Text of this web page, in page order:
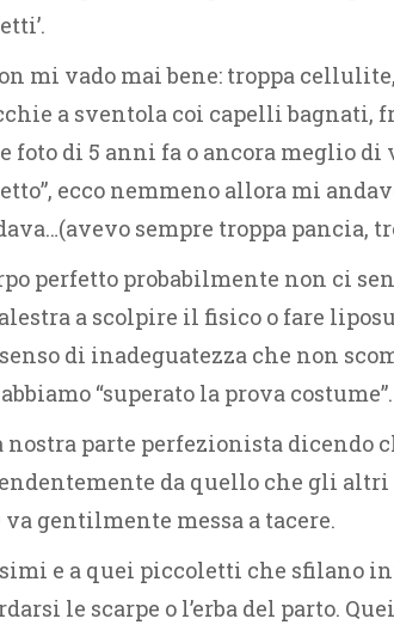
mi vado mai bene: troppa
a sventola coi capelli bagnati,
foto di 5 anni fa o ancora meglio di
ecco nemmeno allora mi
sempre troppa pancia,
perfetto probabilmente non ci
a scolpire il fisico o fare
di inadeguatezza che non
“superato la prova costume”.
parte perfezionista dicendo
da quello che gli altri
gentilmente messa a tacere.
e a quei piccoletti che sfilano
le scarpe o l’erba del parto.